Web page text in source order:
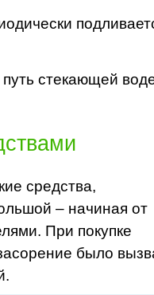
стекающей
средства,
– начиная от
При покупке
было